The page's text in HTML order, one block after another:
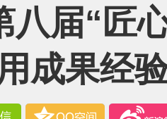
八届“匠
成果经